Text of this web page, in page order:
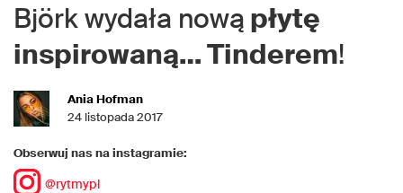
Björk wydała nową płytę
inspirowaną… Tinderem!
Ania Hofman
24 listopada 2017
Obserwuj nas na instagramie:
@rytmypl